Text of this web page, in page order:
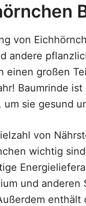
von
andere
einen großen
Baumrinde
sie gesund
von
wichtig
und
enthält